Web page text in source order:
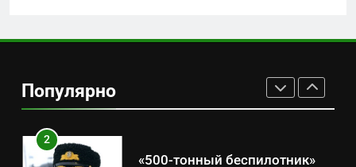
Популярно
калининградском анклаве:
военные изымают спирт «для
защиты Отечества»
САНКТ-ПЕТЕРБУРГ И ОБЛАСТЬ
2
«500-тонный беспилотник»